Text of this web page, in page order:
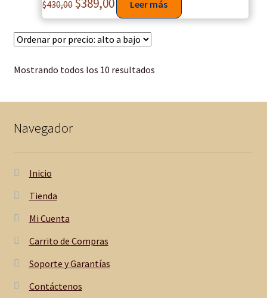
$430,00 $389,00 Leer más
Mostrando todos los 10 resultados
Navegador
Inicio
Tienda
Mi Cuenta
Carrito de Compras
Soporte y Garantías
Contáctenos